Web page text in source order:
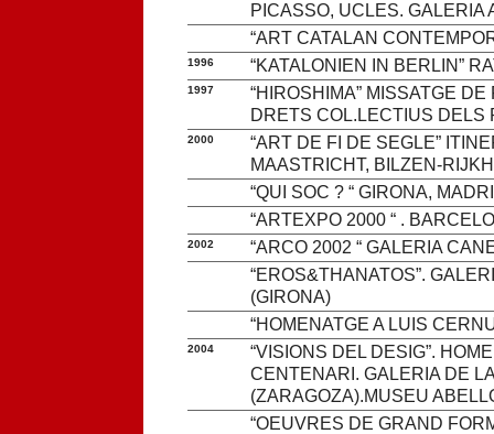
PICASSO, UCLES. GALERIA
“ART CATALAN
1996 “KATALONIEN IN BERLIN”
1997
“HIROSHIMA” MISSATGE
DRETS COL.LECTIUS DELS
2000
“ART DE FI DE SEGLE”
MAASTRICHT, BILZEN-
“QUI SOC ? “ GIRONA,
“ARTEXPO 2000 “ .
2002
“ARCO 2002 “ GALERIA
“EROS&THANATOS”.
(GIRONA)
“HOMENATGE A LUIS
2004
“VISIONS DEL DESIG”.
CENTENARI. GALERIA DE
(ZARAGOZA).MUSEU
“OEUVRES DE GRAND